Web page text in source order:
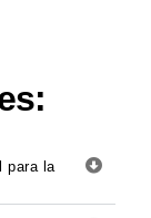
para la